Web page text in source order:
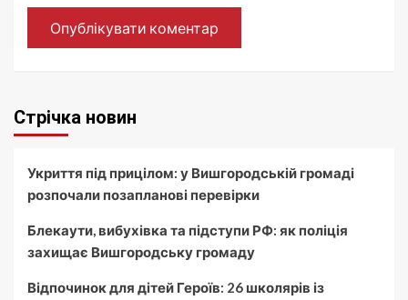
Стрічка новин
Укриття під прицілом: у Вишгородській громаді
розпочали позапланові перевірки
Блекаути, вибухівка та підступи РФ: як поліція
захищає Вишгородську громаду
Відпочинок для дітей Героїв: 26 школярів із